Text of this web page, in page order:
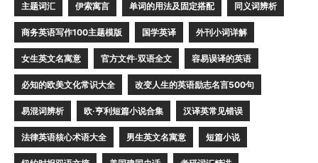
主题词汇 伊索寓言 单词的用法及固定搭配 同义词辨析
商务英语写作100主题模版 国学英译 外刊小词详解
女生英文名寓意 官方文件·双语全文 容易误译的英语
必知的欧美文化常识大全 改变人生的英语励志名言500句
易混词辨析 欧·亨利短篇小说合集 汉译英常见错误
法律英语核心术语大全 男生英文名寓意 短篇小说